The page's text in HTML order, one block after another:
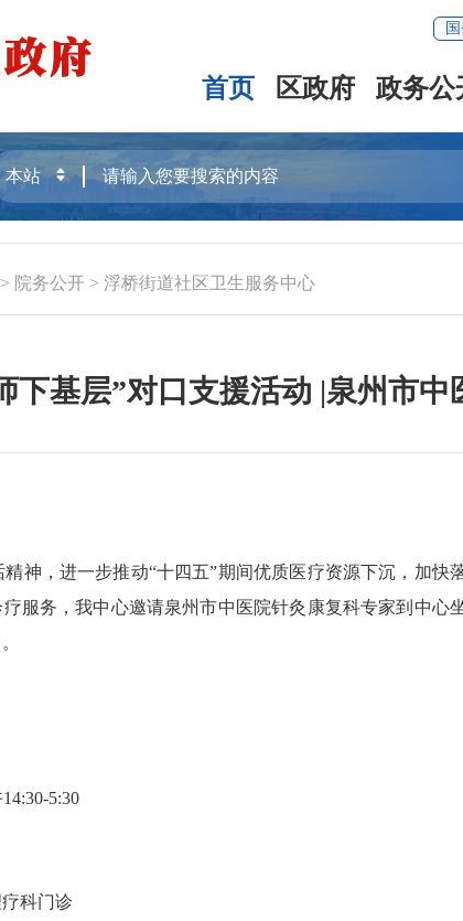
首页 区政府 政务公
> 院务公开 > 浮桥街道社区卫生服务中心
下基层”对口支援活动 |泉州市
，进一步推动“十四五”期间优质医疗资源下沉，加快
服务，我中心邀请泉州市中医院针灸康复科专家到中心
5:30
科门诊